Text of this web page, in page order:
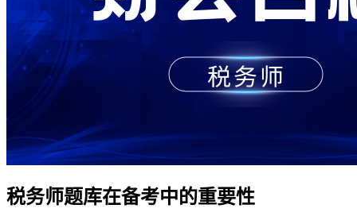
税务师题库在备考中的重要性